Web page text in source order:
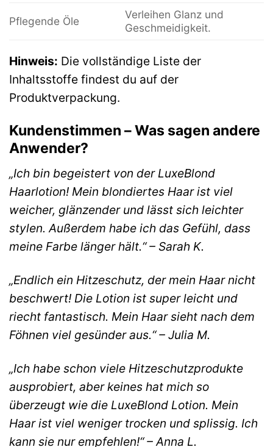
Pflegende Öle
Verleihen Glanz und
Geschmeidigkeit.
Hinweis: Die vollständige Liste der
Inhaltsstoffe findest du auf der
Produktverpackung.
Kundenstimmen – Was sagen andere
Anwender?
„Ich bin begeistert von der LuxeBlond
Haarlotion! Mein blondiertes Haar ist viel
weicher, glänzender und lässt sich leichter
stylen. Außerdem habe ich das Gefühl, dass
meine Farbe länger hält.“ – Sarah K.
„Endlich ein Hitzeschutz, der mein Haar nicht
beschwert! Die Lotion ist super leicht und
riecht fantastisch. Mein Haar sieht nach dem
Föhnen viel gesünder aus.“ – Julia M.
„Ich habe schon viele Hitzeschutzprodukte
ausprobiert, aber keines hat mich so
überzeugt wie die LuxeBlond Lotion. Mein
Haar ist viel weniger trocken und splissig. Ich
kann sie nur empfehlen!“ – Anna L.